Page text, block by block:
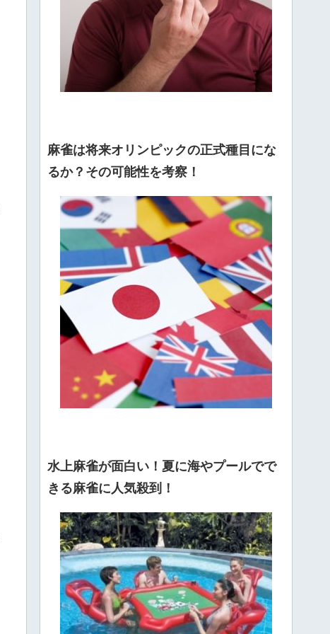
麻雀は将来オリンピックの正式種目にな
るか？その可能性を考察！
水上麻雀が面白い！夏に海やプールでで
きる麻雀に人気殺到！